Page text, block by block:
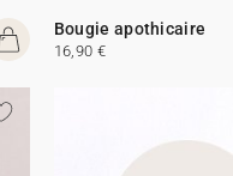
Bougie apothicaire
16,90 €